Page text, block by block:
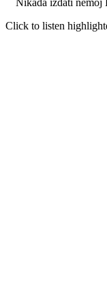
Nikada izdati nemoj
Click to listen